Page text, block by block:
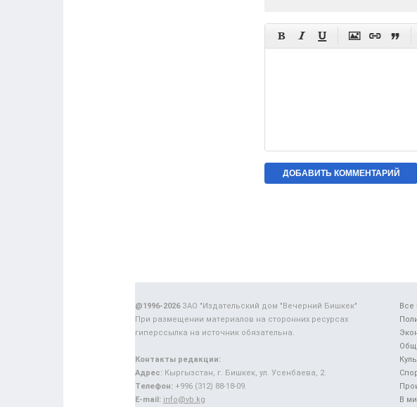
     
Все
В
@1996-2026ЗАО "Издательский дом "Вечерний Бишкек"
При размещении материалов на сторонних ресурсах
гиперссылка на источник обязательна.
Контакты редакции:
Адрес: Кыргызстан, г. Бишкек, ул. Усенбаева, 2.
Телефон: +996 (312) 88-18-09.
E-mail: info@vb.kg